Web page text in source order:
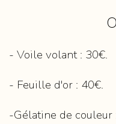
- Voile volant : 30€.
- Feuille d'or : 40€.
-Gélatine de couleur